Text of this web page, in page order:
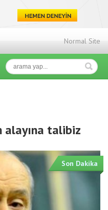
Normal Site
alayına talibiz
Son Dakika